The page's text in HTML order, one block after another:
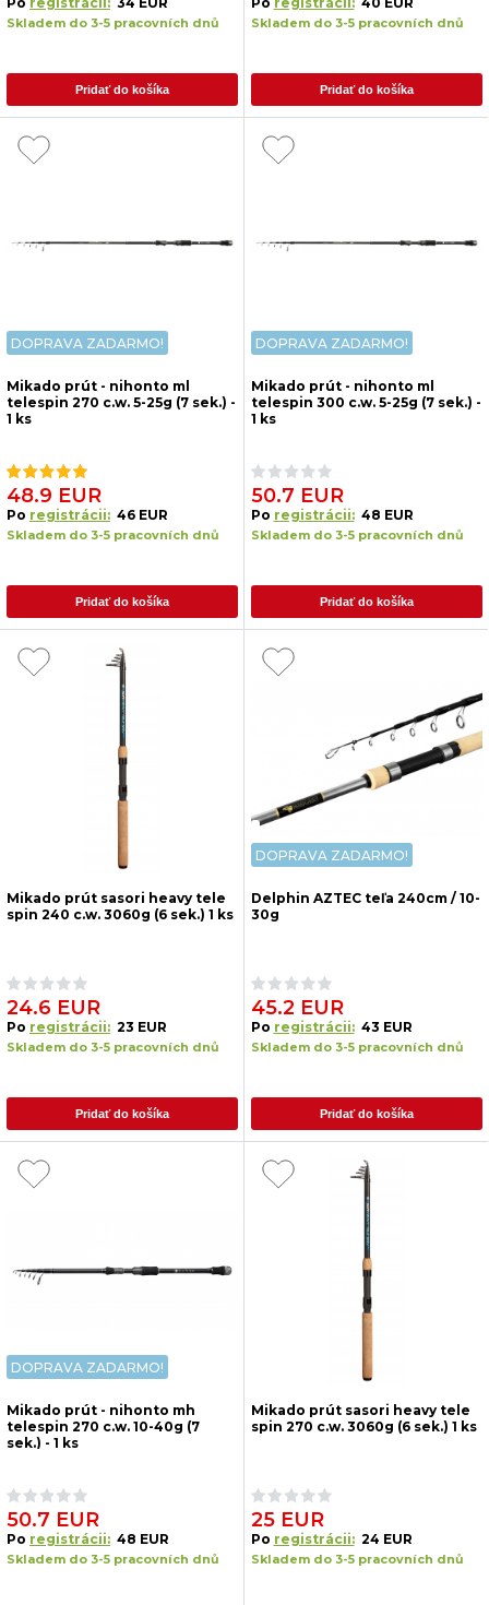
Skladem do 3-5 pracovních dnů
Pridať do košíka
Skladem do 3-5 pracovních dnů
Pridať do košíka
DOPRAVA ZADARMO!
Mikado prút - nihonto ml
telespin 270 c.w. 5-25g (7 sek.) -
1 ks
48.9 EUR
Po registrácii: 46 EUR
Skladem do 3-5 pracovních dnů
Pridať do košíka
DOPRAVA ZADARMO!
Mikado prút - nihonto ml
telespin 300 c.w. 5-25g (7 sek.) -
1 ks
50.7 EUR
Po registrácii: 48 EUR
Skladem do 3-5 pracovních dnů
Pridať do košíka
Mikado prút sasori heavy tele
spin 240 c.w. 3060g (6 sek.) 1 ks
24.6 EUR
Po registrácii: 23 EUR
Skladem do 3-5 pracovních dnů
Pridať do košíka
DOPRAVA ZADARMO!
Delphin AZTEC teľa 240cm / 10-
30g
45.2 EUR
Po registrácii: 43 EUR
Skladem do 3-5 pracovních dnů
Pridať do košíka
DOPRAVA ZADARMO!
Mikado prút - nihonto mh
telespin 270 c.w. 10-40g (7
sek.) - 1 ks
50.7 EUR
Po registrácii: 48 EUR
Skladem do 3-5 pracovních dnů
Mikado prút sasori heavy tele
spin 270 c.w. 3060g (6 sek.) 1 ks
25 EUR
Po registrácii: 24 EUR
Skladem do 3-5 pracovních dnů